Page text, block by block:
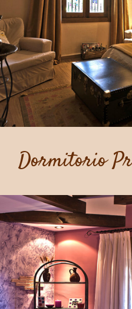
Dormitorio